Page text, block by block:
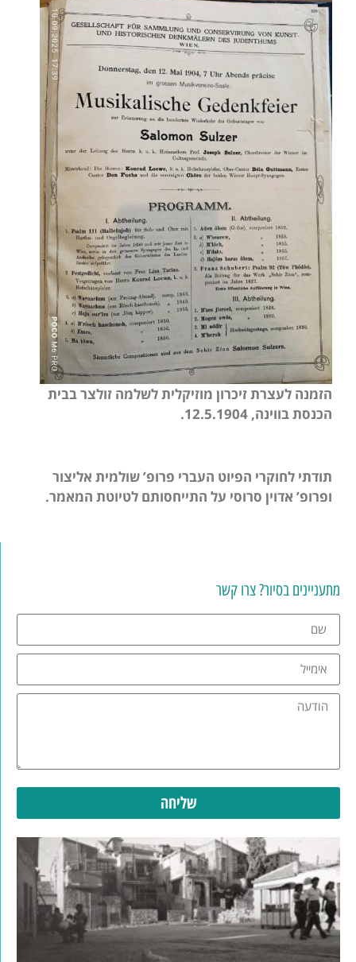
מתעניינים בסיור? צרו קשר
שליחה
הזמנה לעצרת זיכרון מוזיקלית לשלמה זולצר בבית
הכנסת בווינה, 12.5.1904.
תודתי לחוקרי הפיוט העברי פרופ’ שולמית אליצור
ופרופ’ אדוין סרוסי על התייחסותם לטיוטת המאמר.